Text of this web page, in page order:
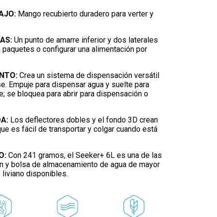
Mango recubierto duradero para verter y
Un punto de amarre inferior y dos laterales
paquetes o configurar una alimentación por
Crea un sistema de dispensación versátil
Empuje para dispensar agua y suelte para
se bloquea para abrir para dispensación o
Los deflectores dobles y el fondo 3D crean
es fácil de transportar y colgar cuando está
Con 241 gramos, el Seeker+ 6L es una de las
y bolsa de almacenamiento de agua de mayor
disponibles.